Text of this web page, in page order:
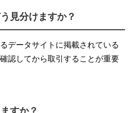
見分けますか？
データサイトに掲載されている
認してから取引することが重要
すか？